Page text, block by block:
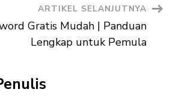
ARTIKEL SELANJUTNYA
Gratis Mudah | Panduan
Lengkap untuk Pemula